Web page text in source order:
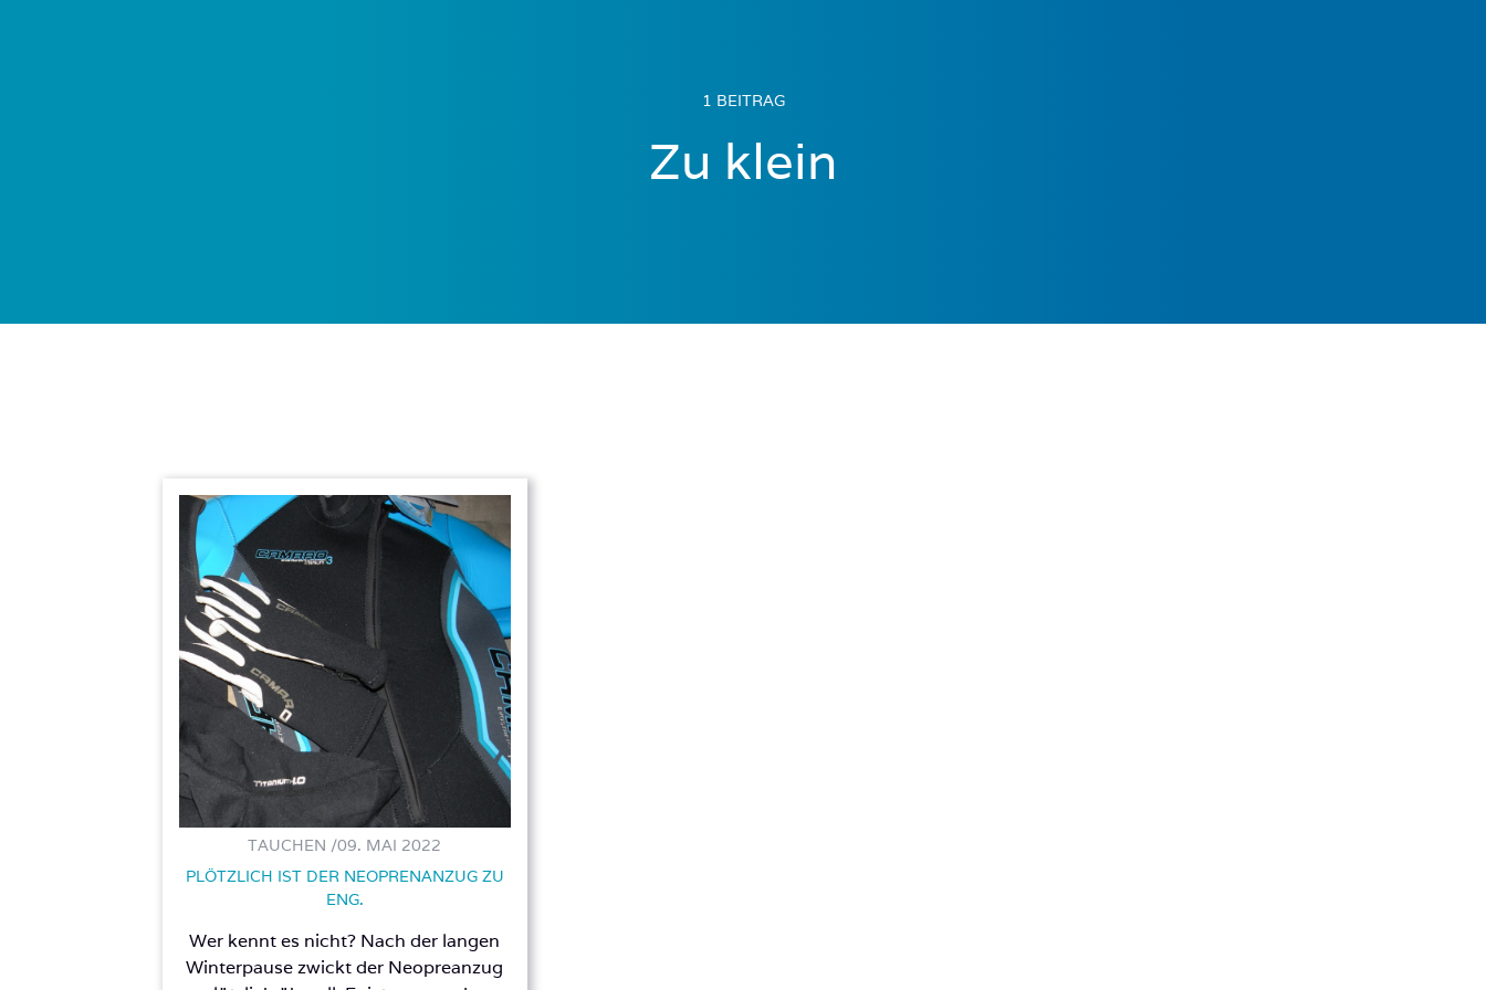
1 BEITRAG
Zu klein
TAUCHEN /09. MAI 2022
PLÖTZLICH IST DER NEOPRENANZUG ZU
ENG.
Wer kennt es nicht? Nach der langen
Winterpause zwickt der Neopreanzug